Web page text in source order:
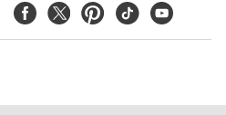
FacebookTwitterPinterest
TiktokYoutube